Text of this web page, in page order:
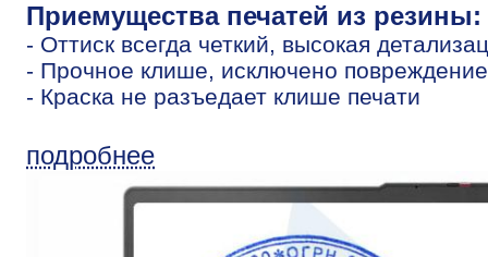
Приемущества печатей из резины:
- Оттиск всегда четкий, высокая
- Прочное клише, исключено
- Краска не разъедает клише печати
подробнее